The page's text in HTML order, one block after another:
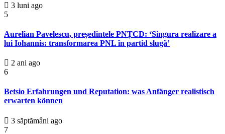
3 luni ago
5
Aurelian Pavelescu, președintele PNȚCD: ‘Singura realizare a
lui Iohannis: transformarea PNL în partid slugă’
2 ani ago
6
Betsio Erfahrungen und Reputation: was Anfänger realistisch
erwarten können
3 săptămâni ago
7